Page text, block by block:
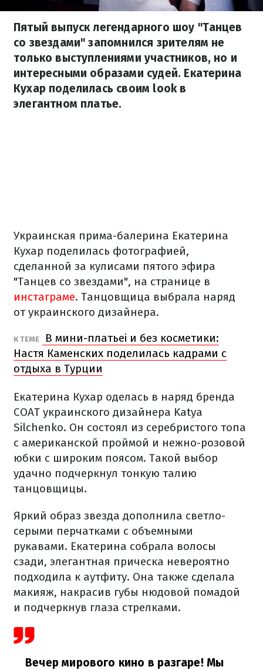
Пятый выпуск легендарного шоу "Танцев
со звездами" запомнился зрителям не
только выступлениями участников, но и
интересными образами судей. Екатерина
Кухар поделилась своим look в
элегантном платье.
Украинская прима-балерина Екатерина
Кухар поделилась фотографией,
сделанной за кулисами пятого эфира
"Танцев со звездами", на странице в
инстаграме. Танцовщица выбрала наряд
от украинского дизайнера.
К ТЕМЕ
В мини-платьеі и без косметики:
Настя Каменских поделилась кадрами с
отдыха в Турции
Екатерина Кухар оделась в наряд бренда
COAT украинского дизайнера Katya
Silchenko. Он состоял из серебристого топа
с американской проймой и нежно-розовой
юбки с широким поясом. Такой выбор
удачно подчеркнул тонкую талию
танцовщицы.
Яркий образ звезда дополнила светло-
серыми перчатками с объемными
рукавами. Екатерина собрала волосы
сзади, элегантная прическа невероятно
подходила к аутфиту. Она также сделала
макияж, накрасив губы нюдовой помадой
и подчеркнув глаза стрелками.
Вечер мирового кино в разгаре! Мы